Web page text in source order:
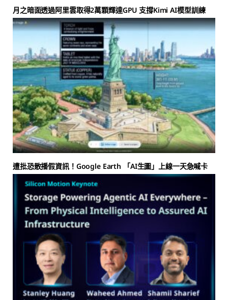
月之暗面透過阿里雲取得2萬顆輝達GPU 支撐Kimi AI模型訓練
遭批恐散播假資訊！Google Earth 「AI生圖」上線一天急喊卡